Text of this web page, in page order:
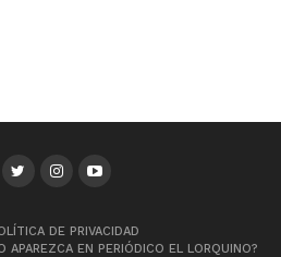
DE PRIVACIDAD
APAREZCA EN PERIÓDICO EL LORQUINO?